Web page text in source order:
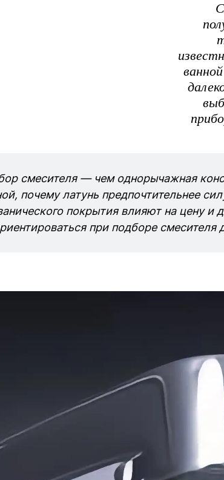
смесителя — чем однорычажная
почему латунь предпочтительнее
покрытия влияют на цену и
при подборе смесителя